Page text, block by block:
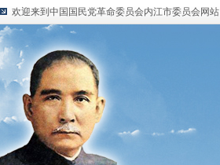
欢迎来到中国国民党革命委员会内江市委员会网站